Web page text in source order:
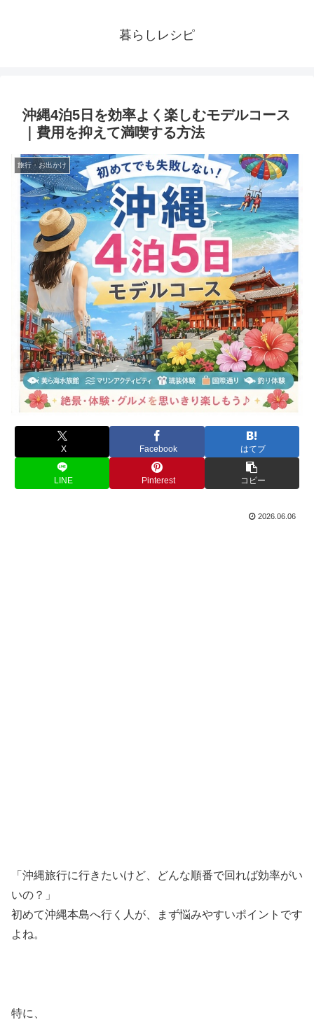
暮らしレシピ
沖縄4泊5日を効率よく楽しむモデルコース
｜費用を抑えて満喫する方法
旅行・お出かけ
X Facebook はてブ
LINE Pinterest コピー
2026.06.06
「沖縄旅行に行きたいけど、どんな順番で回れば効率がい
いの？」
初めて沖縄本島へ行く人が、まず悩みやすいポイントです
よね。
特に、